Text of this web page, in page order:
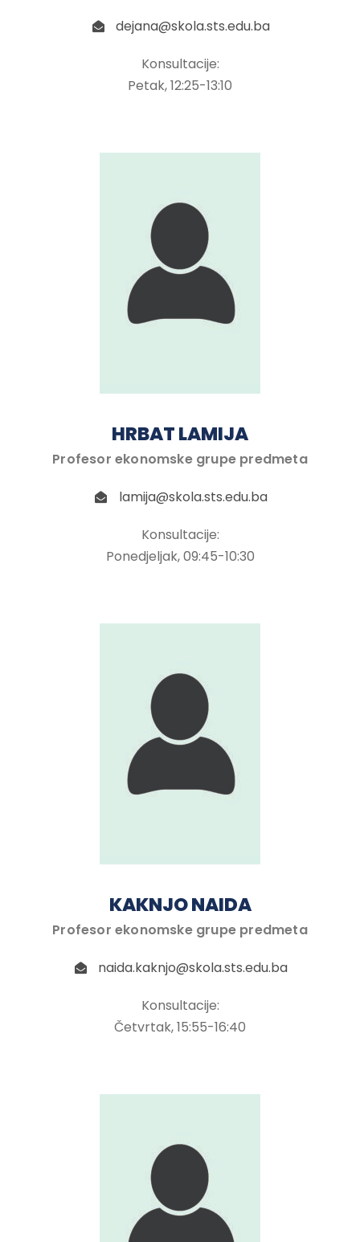
dejana@skola.sts.edu.ba
Konsultacije:
Petak, 12:25-13:10
HRBAT LAMIJA
Profesor ekonomske grupe predmeta
lamija@skola.sts.edu.ba
Konsultacije:
Ponedjeljak, 09:45-10:30
KAKNJO NAIDA
Profesor ekonomske grupe predmeta
naida.kaknjo@skola.sts.edu.ba
Konsultacije:
Četvrtak, 15:55-16:40